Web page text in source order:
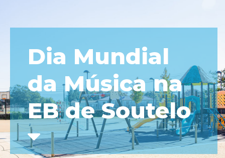
Dia Mundial
da Música na
EB de Soutelo